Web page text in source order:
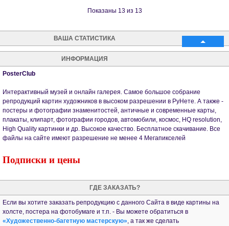
Показаны 13 из 13
ВАША СТАТИСТИКА
ИНФОРМАЦИЯ
PosterClub
Интерактивный музей и онлайн галерея. Самое большое собрание
репродукций картин художников в высоком разрешении в РуНете. А также -
постеры и фотографии знаменитостей, античные и современные карты,
плакаты, клипарт, фотографии городов, автомобили, космос, HQ resolution,
High Quality картинки и др. Высокое качество. Бесплатное скачивание. Все
файлы на сайте имеют разрешение не менее 4 Мегапикселей
Подписки и цены
ГДЕ ЗАКАЗАТЬ?
Если вы хотите заказать репродукцию с данного Сайта в виде картины на
холсте, постера на фотобумаге и т.п. - Вы можете обратиться в
«Художественно-багетную мастерскую», а так же сделать